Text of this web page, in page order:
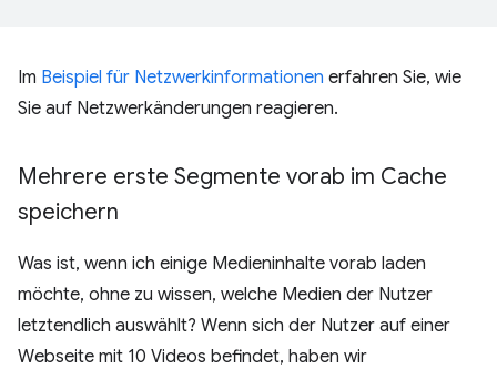
Im Beispiel für Netzwerkinformationen erfahren Sie, wie
Sie auf Netzwerkänderungen reagieren.
Mehrere erste Segmente vorab im Cache
speichern
Was ist, wenn ich einige Medieninhalte vorab laden
möchte, ohne zu wissen, welche Medien der Nutzer
letztendlich auswählt? Wenn sich der Nutzer auf einer
Webseite mit 10 Videos befindet, haben wir